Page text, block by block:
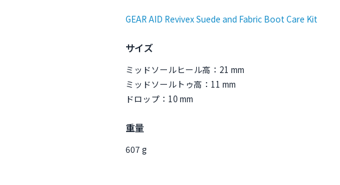
GEAR AID Revivex Suede and Fabric Boot Care Kit
サイズ
ミッドソールヒール高：21 mm
ミッドソールトゥ高：11 mm
ドロップ：10 mm
重量
607 g